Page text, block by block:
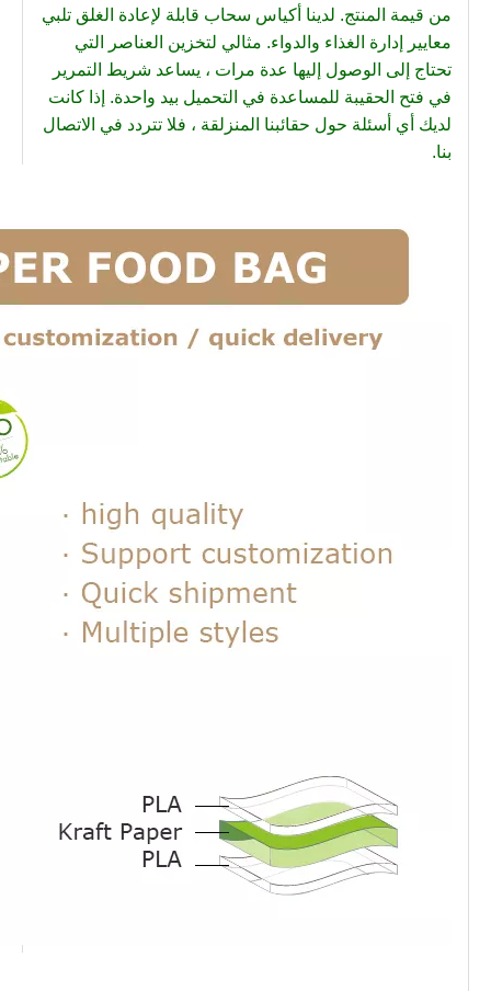
من قيمة المنتج. لدينا أكياس سحاب قابلة لإعادة الغلق تلبي
معايير إدارة الغذاء والدواء. مثالي لتخزين العناصر التي
تحتاج إلى الوصول إليها عدة مرات ، يساعد شريط التمرير
في فتح الحقيبة للمساعدة في التحميل بيد واحدة. إذا كانت
لديك أي أسئلة حول حقائبنا المنزلقة ، فلا تتردد في الاتصال
بنا.